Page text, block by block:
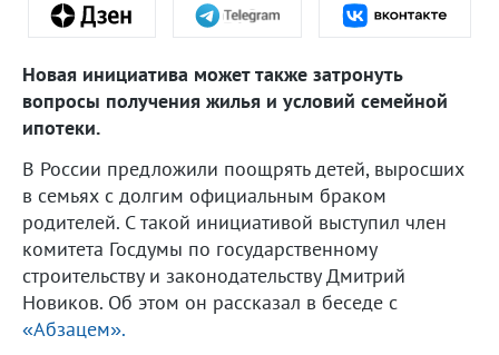
Новая инициатива может также затронуть
вопросы получения жилья и условий семейной
ипотеки.
В России предложили поощрять детей, выросших
в семьях с долгим официальным браком
родителей. С такой инициативой выступил член
комитета Госдумы по государственному
строительству и законодательству Дмитрий
Новиков. Об этом он рассказал в беседе с
«Абзацем».